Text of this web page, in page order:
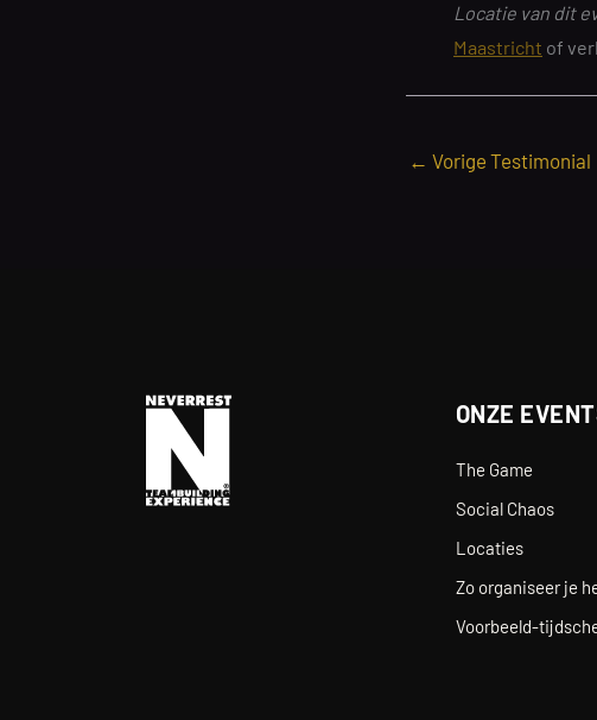
Locatie van dit
Maastricht of
← Vorige Testimonial
ONZE
The Game
Social Chaos
Locaties
Zo organiseer je
Voorbeeld-